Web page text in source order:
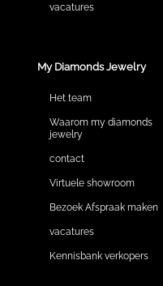
vacatures
My Diamonds Jewelry
Het team
Waarom my diamonds
jewelry
contact
Virtuele showroom
Bezoek Afspraak maken
vacatures
Kennisbank verkopers